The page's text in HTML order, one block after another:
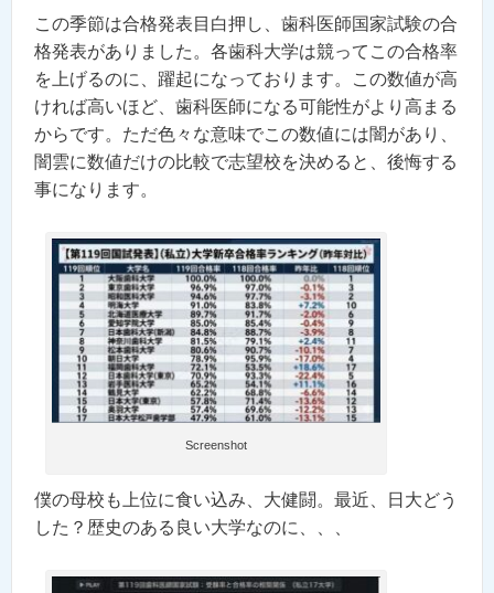
この季節は合格発表目白押し、歯科医師国家試験の合
格発表がありました。各歯科大学は競ってこの合格率
を上げるのに、躍起になっております。この数値が高
ければ高いほど、歯科医師になる可能性がより高まる
からです。ただ色々な意味でこの数値には闇があり、
闇雲に数値だけの比較で志望校を決めると、後悔する
事になります。
Screenshot
僕の母校も上位に食い込み、大健闘。最近、日大どう
した？歴史のある良い大学なのに、、、